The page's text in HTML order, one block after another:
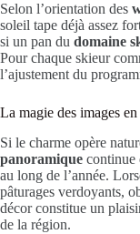
Selon l’orientation des
soleil tape déjà assez
si un pan du domaine
Pour chaque skieur
l’ajustement du
La magie des images
Si le charme opère
panoramique continue
au long de l’année.
pâturages verdoyants,
décor constitue un
de la région.